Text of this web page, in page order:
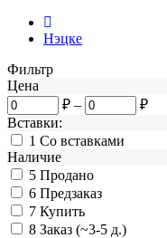
Нэцке
Фильтр
Цена
₽ –
₽
Вставки:
1 Со вставками
Наличие
5 Продано
6 Предзаказ
7 Купить
8 Заказ (~3-5 д.)